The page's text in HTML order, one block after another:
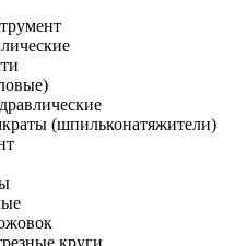
(шпильконатяжители)